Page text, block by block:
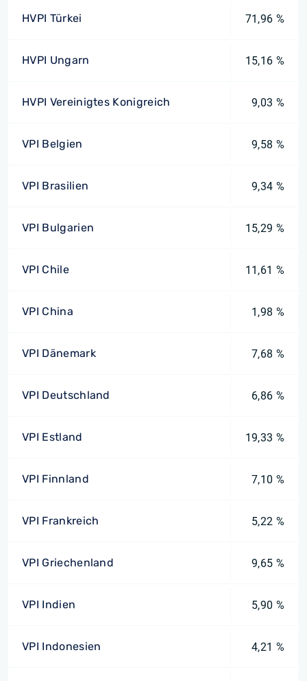
HVPI Türkei 71,96 %
HVPI Ungarn 15,16 %
HVPI Vereinigtes Konigreich 9,03 %
VPI Belgien 9,58 %
VPI Brasilien 9,34 %
VPI Bulgarien 15,29 %
VPI Chile 11,61 %
VPI China 1,98 %
VPI Dänemark 7,68 %
VPI Deutschland 6,86 %
VPI Estland 19,33 %
VPI Finnland 7,10 %
VPI Frankreich 5,22 %
VPI Griechenland 9,65 %
VPI Indien 5,90 %
VPI Indonesien 4,21 %